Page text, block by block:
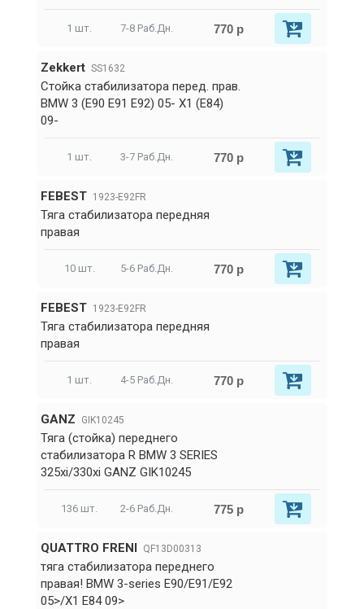
1 шт. 7-8 Раб.Дн. 770 р
Zekkert SS1632
Стойка стабилизатора перед. прав.
BMW 3 (E90 E91 E92) 05- X1 (E84)
09-
1 шт. 3-7 Раб.Дн. 770 р
FEBEST 1923-E92FR
Тяга стабилизатора передняя
правая
10 шт. 5-6 Раб.Дн. 770 р
FEBEST 1923-E92FR
Тяга стабилизатора передняя
правая
1 шт. 4-5 Раб.Дн. 770 р
GANZ GIK10245
Тяга (стойка) переднего
стабилизатора R BMW 3 SERIES
325xi/330xi GANZ GIK10245
136 шт. 2-6 Раб.Дн. 775 р
QUATTRO FRENI QF13D00313
тяга стабилизатора переднего
правая! BMW 3-series E90/E91/E92
05>/X1 E84 09>